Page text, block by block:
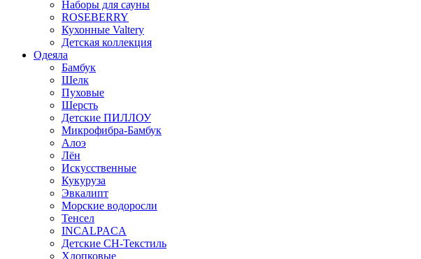
Наборы для сауны
ROSEBERRY
Кухонные Valtery
Детская коллекция
Одеяла
Бамбук
Шелк
Пуховые
Шерсть
Детские ПИЛЛОУ
Микрофибра-Бамбук
Алоэ
Лён
Искусственные
Кукуруза
Эвкалипт
Морские водоросли
Тенсел
INCALPACA
Детские СН-Текстиль
Хлопковые